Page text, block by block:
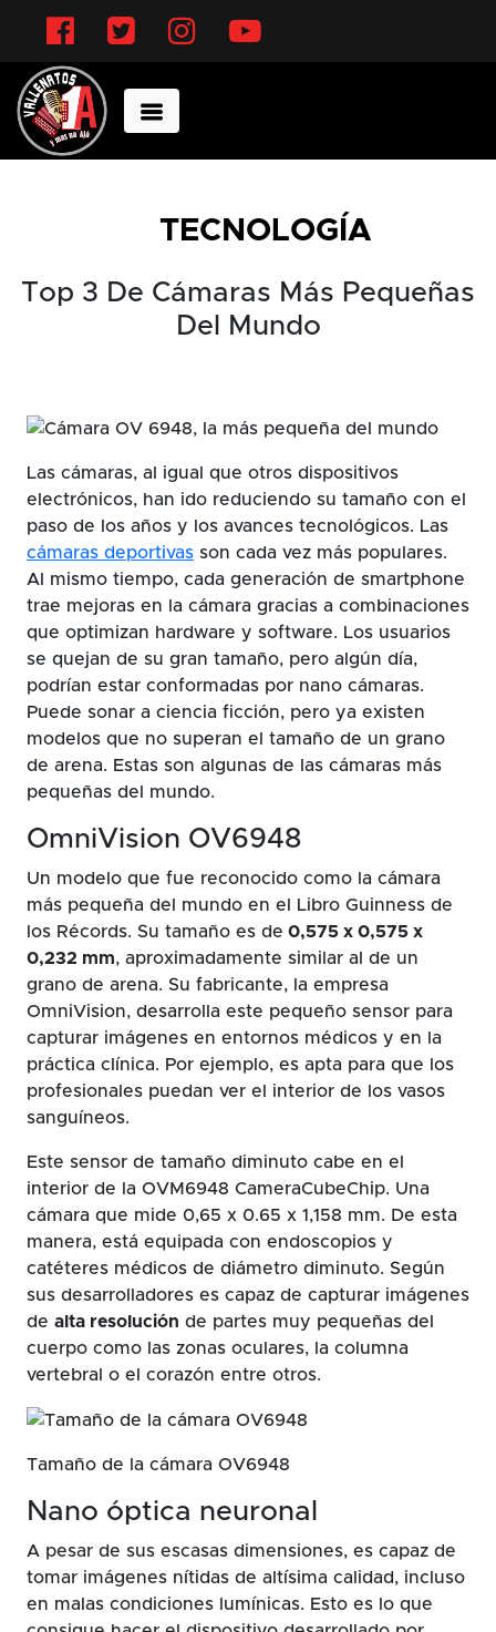
TECNOLOGÍA
Top 3 De Cámaras Más Pequeñas
Del Mundo
Las cámaras, al igual que otros dispositivos
electrónicos, han ido reduciendo su tamaño con el
paso de los años y los avances tecnológicos. Las
cámaras deportivas son cada vez más populares.
Al mismo tiempo, cada generación de smartphone
trae mejoras en la cámara gracias a combinaciones
que optimizan hardware y software. Los usuarios
se quejan de su gran tamaño, pero algún día,
podrían estar conformadas por nano cámaras.
Puede sonar a ciencia ficción, pero ya existen
modelos que no superan el tamaño de un grano
de arena. Estas son algunas de las cámaras más
pequeñas del mundo.
OmniVision OV6948
Un modelo que fue reconocido como la cámara
más pequeña del mundo en el Libro Guinness de
los Récords. Su tamaño es de 0,575 x 0,575 x
0,232 mm, aproximadamente similar al de un
grano de arena. Su fabricante, la empresa
OmniVision, desarrolla este pequeño sensor para
capturar imágenes en entornos médicos y en la
práctica clínica. Por ejemplo, es apta para que los
profesionales puedan ver el interior de los vasos
sanguíneos.
Este sensor de tamaño diminuto cabe en el
interior de la OVM6948 CameraCubeChip. Una
cámara que mide 0,65 x 0.65 x 1,158 mm. De esta
manera, está equipada con endoscopios y
catéteres médicos de diámetro diminuto. Según
sus desarrolladores es capaz de capturar imágenes
de alta resolución de partes muy pequeñas del
cuerpo como las zonas oculares, la columna
vertebral o el corazón entre otros.
Tamaño de la cámara OV6948
Nano óptica neuronal
A pesar de sus escasas dimensiones, es capaz de
tomar imágenes nítidas de altísima calidad, incluso
en malas condiciones lumínicas. Esto es lo que